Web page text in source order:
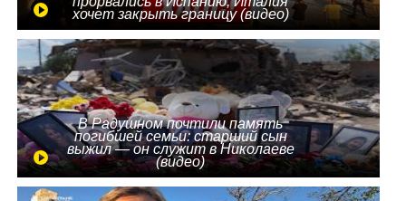
хочет закрыть границу (видео)
В Радушном почтили память
погибшей семьи: старший сын
выжил — он служит в Николаеве
(видео)